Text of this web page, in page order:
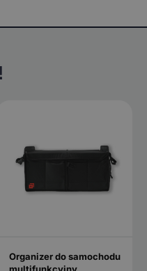
Organizer do samochodu
multifunkcyjny